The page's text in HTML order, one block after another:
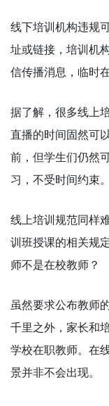
线下培训机构违规
址或链接，培训机
信传播消息，临时
据了解，很多线上
直播的时间固然可
前，但学生们仍然
习，不受时间约束。
线上培训规范同样
训班授课的相关规
师不是在校教师？
虽然要求公布教师
千里之外，家长和
学校在职教师。在
景并非不会出现。